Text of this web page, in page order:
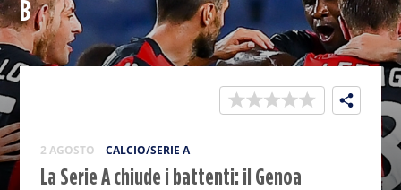
B
2 AGOSTO CALCIO/SERIE A
La Serie A chiude i battenti: il Genoa